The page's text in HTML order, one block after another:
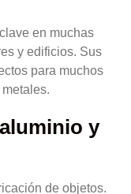
en muchas
y edificios. Sus
para muchos
y
de objetos.